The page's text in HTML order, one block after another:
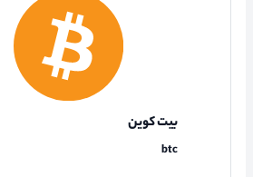
بیت کوین
btc